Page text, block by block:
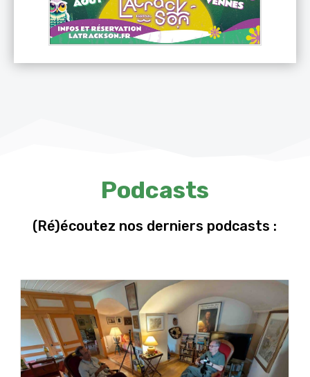
Podcasts
(Ré)écoutez nos derniers podcasts :